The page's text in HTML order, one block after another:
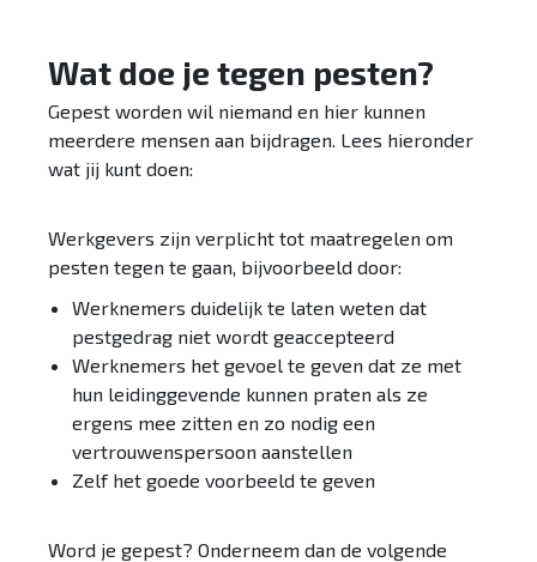
Wat doe je tegen pesten?
Gepest worden wil niemand en hier kunnen
meerdere mensen aan bijdragen. Lees hieronder
wat jij kunt doen:
Werkgevers zijn verplicht tot maatregelen om
pesten tegen te gaan, bijvoorbeeld door:
Werknemers duidelijk te laten weten dat
pestgedrag niet wordt geaccepteerd
Werknemers het gevoel te geven dat ze met
hun leidinggevende kunnen praten als ze
ergens mee zitten en zo nodig een
vertrouwenspersoon aanstellen
Zelf het goede voorbeeld te geven
Word je gepest? Onderneem dan de volgende